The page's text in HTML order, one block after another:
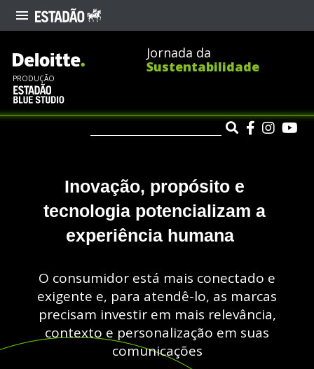
Jornada da
Sustentabilidade
PRODUÇÃO
Inovação, propósito e
tecnologia potencializam a
experiência humana
O consumidor está mais conectado e
exigente e, para atendê-lo, as marcas
precisam investir em mais relevância,
contexto e personalização em suas
comunicações